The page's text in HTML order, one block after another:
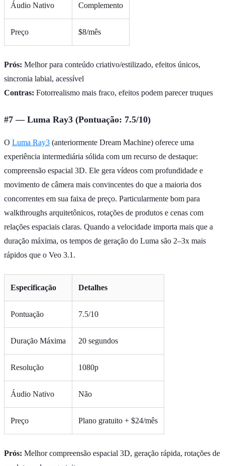
Áudio Nativo Complemento
Preço $8/mês
Prós: Melhor para conteúdo criativo/estilizado, efeitos únicos,
sincronia labial, acessível
Contras: Fotorrealismo mais fraco, efeitos podem parecer truques
#7 — Luma Ray3 (Pontuação: 7.5/10)
O Luma Ray3 (anteriormente Dream Machine) oferece uma
experiência intermediária sólida com um recurso de destaque:
compreensão espacial 3D. Ele gera vídeos com profundidade e
movimento de câmera mais convincentes do que a maioria dos
concorrentes em sua faixa de preço. Particularmente bom para
walkthroughs arquitetônicos, rotações de produtos e cenas com
relações espaciais claras. Quando a velocidade importa mais que a
duração máxima, os tempos de geração do Luma são 2–3x mais
rápidos que o Veo 3.1.
Especificação Detalhes
Pontuação 7.5/10
Duração Máxima 20 segundos
Resolução 1080p
Áudio Nativo Não
Preço Plano gratuito + $24/mês
Prós: Melhor compreensão espacial 3D, geração rápida, rotações de